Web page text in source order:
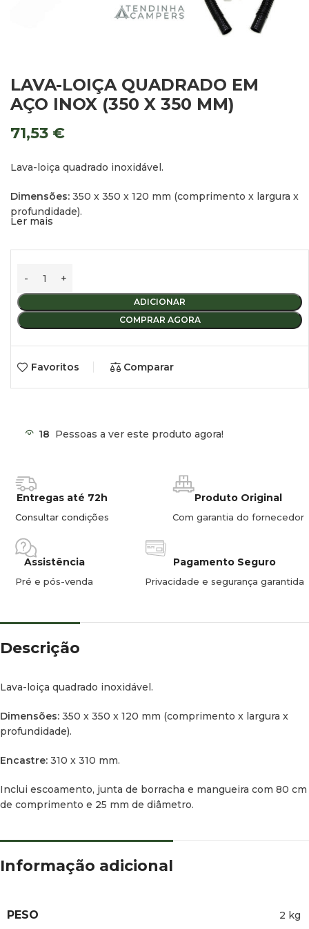
LAVA-LOIÇA QUADRADO EM
AÇO INOX (350 X 350 MM)
71,53 €
Lava-loiça quadrado inoxidável.
Dimensões: 350 x 350 x 120 mm (comprimento x largura x
profundidade).
cm de comprimento e 25 mm de diâmetro.
Ler mais
ADICIONAR
COMPRAR AGORA
Favoritos Comparar
18 Pessoas a ver este produto agora!
Entregas até 72h
Consultar condições
Produto Original
Com garantia do fornecedor
Assistência
Pré e pós-venda
Pagamento Seguro
Privacidade e segurança garantida
Descrição
Lava-loiça quadrado inoxidável.
Dimensões: 350 x 350 x 120 mm (comprimento x largura x
profundidade).
Encastre: 310 x 310 mm.
Inclui escoamento, junta de borracha e mangueira com 80 cm
de comprimento e 25 mm de diâmetro.
Informação adicional
PESO 2 kg